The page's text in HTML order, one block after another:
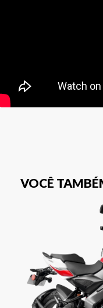
VOCÊ